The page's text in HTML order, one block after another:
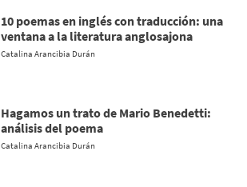
10 poemas en inglés con traducción: una
ventana a la literatura anglosajona
Catalina Arancibia Durán
Hagamos un trato de Mario Benedetti:
análisis del poema
Catalina Arancibia Durán